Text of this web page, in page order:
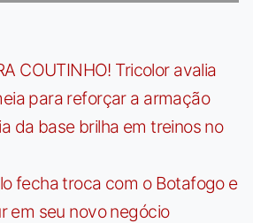
COUTINHO! Tricolor avalia
para reforçar a armação
da base brilha em treinos no
fecha troca com o Botafogo e
em seu novo negócio